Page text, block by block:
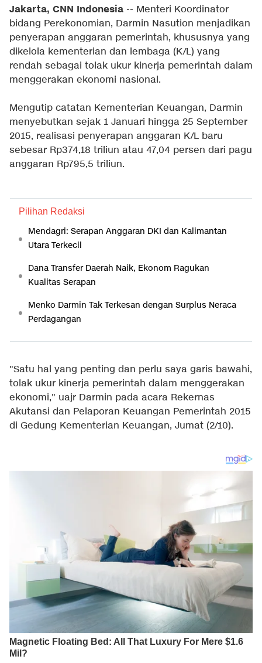
Jakarta, CNN Indonesia -- Menteri Koordinator
bidang Perekonomian, Darmin Nasution menjadikan
penyerapan anggaran pemerintah, khususnya yang
dikelola kementerian dan lembaga (K/L) yang
rendah sebagai tolak ukur kinerja pemerintah dalam
menggerakan ekonomi nasional.
Mengutip catatan Kementerian Keuangan, Darmin
menyebutkan sejak 1 Januari hingga 25 September
2015, realisasi penyerapan anggaran K/L baru
sebesar Rp374,18 triliun atau 47,04 persen dari pagu
anggaran Rp795,5 triliun.
Pilihan Redaksi
Mendagri: Serapan Anggaran DKI dan Kalimantan
Utara Terkecil
Dana Transfer Daerah Naik, Ekonom Ragukan
Kualitas Serapan
Menko Darmin Tak Terkesan dengan Surplus Neraca
Perdagangan
"Satu hal yang penting dan perlu saya garis bawahi,
tolak ukur kinerja pemerintah dalam menggerakan
ekonomi," uajr Darmin pada acara Rekernas
Akutansi dan Pelaporan Keuangan Pemerintah 2015
di Gedung Kementerian Keuangan, Jumat (2/10).